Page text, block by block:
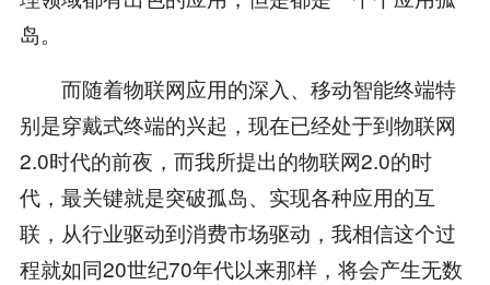
岛。
而随着物联网应用的深入、移动智能终端特
别是穿戴式终端的兴起，现在已经处于到物联网
2.0时代的前夜，而我所提出的物联网2.0的时
代，最关键就是突破孤岛、实现各种应用的互
联，从行业驱动到消费市场驱动，我相信这个过
程就如同20世纪70年代以来那样，将会产生无数